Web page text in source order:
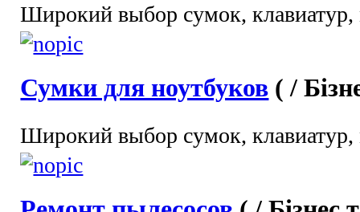
Широкий выбор сумок,
Сумки для ноутбуков ( /
Широкий выбор сумок,